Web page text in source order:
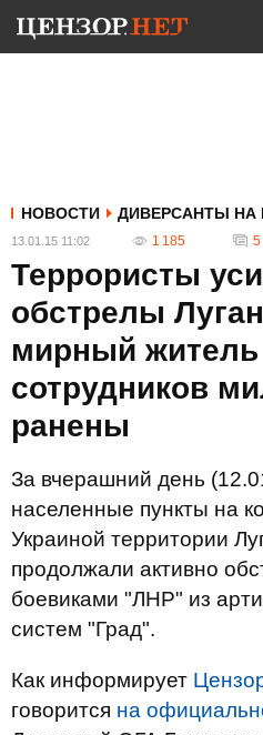
НОВОСТИ ДИВЕРСАНТЫ НА
13.01.15 11:02 1 185 5
Террористы
обстрелы
мирный житель
сотрудников
ранены
За вчерашний день
населенные пункты на
Украиной территории
продолжали активно
боевиками "ЛНР" из
систем "Град".
Как информирует
говорится на